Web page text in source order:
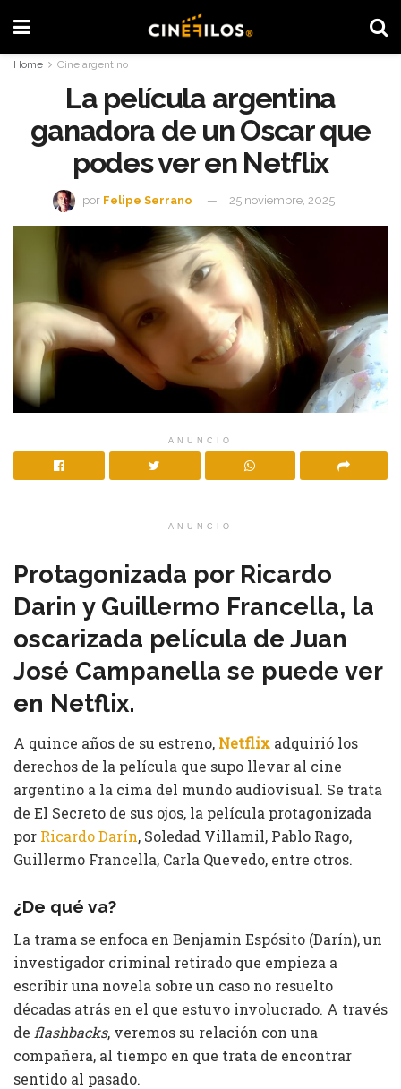
Home Cine argentino
La película argentina
ganadora de un Oscar que
podes ver en Netflix
por Felipe Serrano 25 noviembre, 2025
ANUNCIO
ANUNCIO
Protagonizada por Ricardo
Darin y Guillermo Francella, la
oscarizada película de Juan
José Campanella se puede ver
en Netflix.
A quince años de su estreno, Netflix adquirió los
derechos de la película que supo llevar al cine
argentino a la cima del mundo audiovisual. Se trata
de El Secreto de sus ojos, la película protagonizada
por Ricardo Darín, Soledad Villamil, Pablo Rago,
Guillermo Francella, Carla Quevedo, entre otros.
¿De qué va?
La trama se enfoca en Benjamin Espósito (Darín), un
investigador criminal retirado que empieza a
escribir una novela sobre un caso no resuelto
décadas atrás en el que estuvo involucrado. A través
de flashbacks, veremos su relación con una
compañera, al tiempo en que trata de encontrar
sentido al pasado.